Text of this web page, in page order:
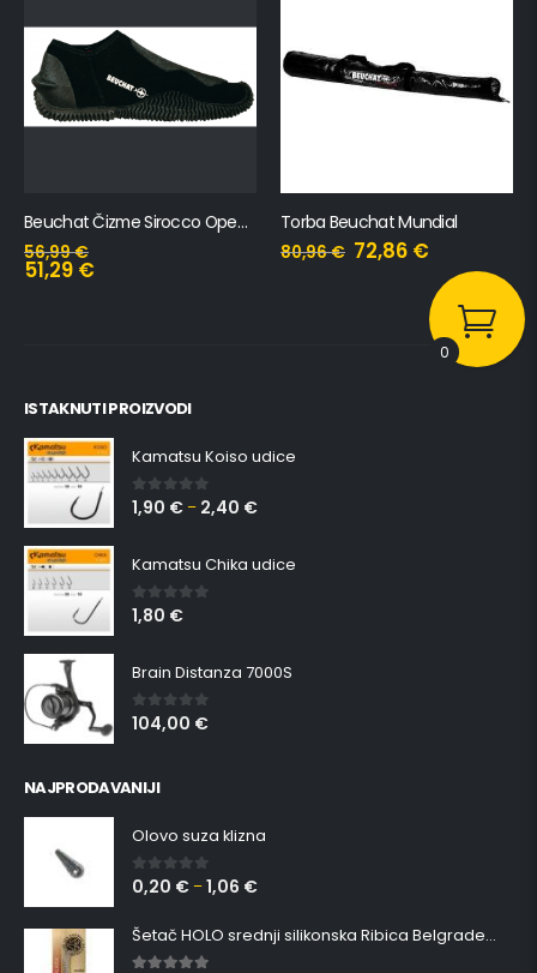
Torba Beuchat Mundial
80,96€
Odijelo Alize Lady 3mm
136,99€
123,29
ISTAKNUTI PROIZVODI
Kamatsu Koiso udice
0 out of 5
1,90 € – 2,40 €
Kamatsu Chika udice
0 out of 5
1,80 €
Brain Distanza 7000S
0out of 5
104,00 €
NAJPRODAVANIJI
Olovo suza klizna
0 out of 5
0,20 € –1,06 €
Šetač HOLO srednji silikonska Ribica Belgrade Walker
0